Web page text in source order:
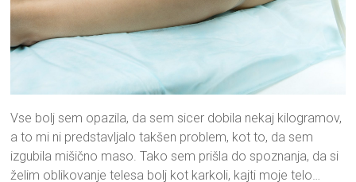
Vse bolj sem opazila, da sem sicer dobila nekaj kilogramov,
a to mi ni predstavljalo takšen problem, kot to, da sem
izgubila mišično maso. Tako sem prišla do spoznanja, da si
želim oblikovanje telesa bolj kot karkoli, kajti moje telo…